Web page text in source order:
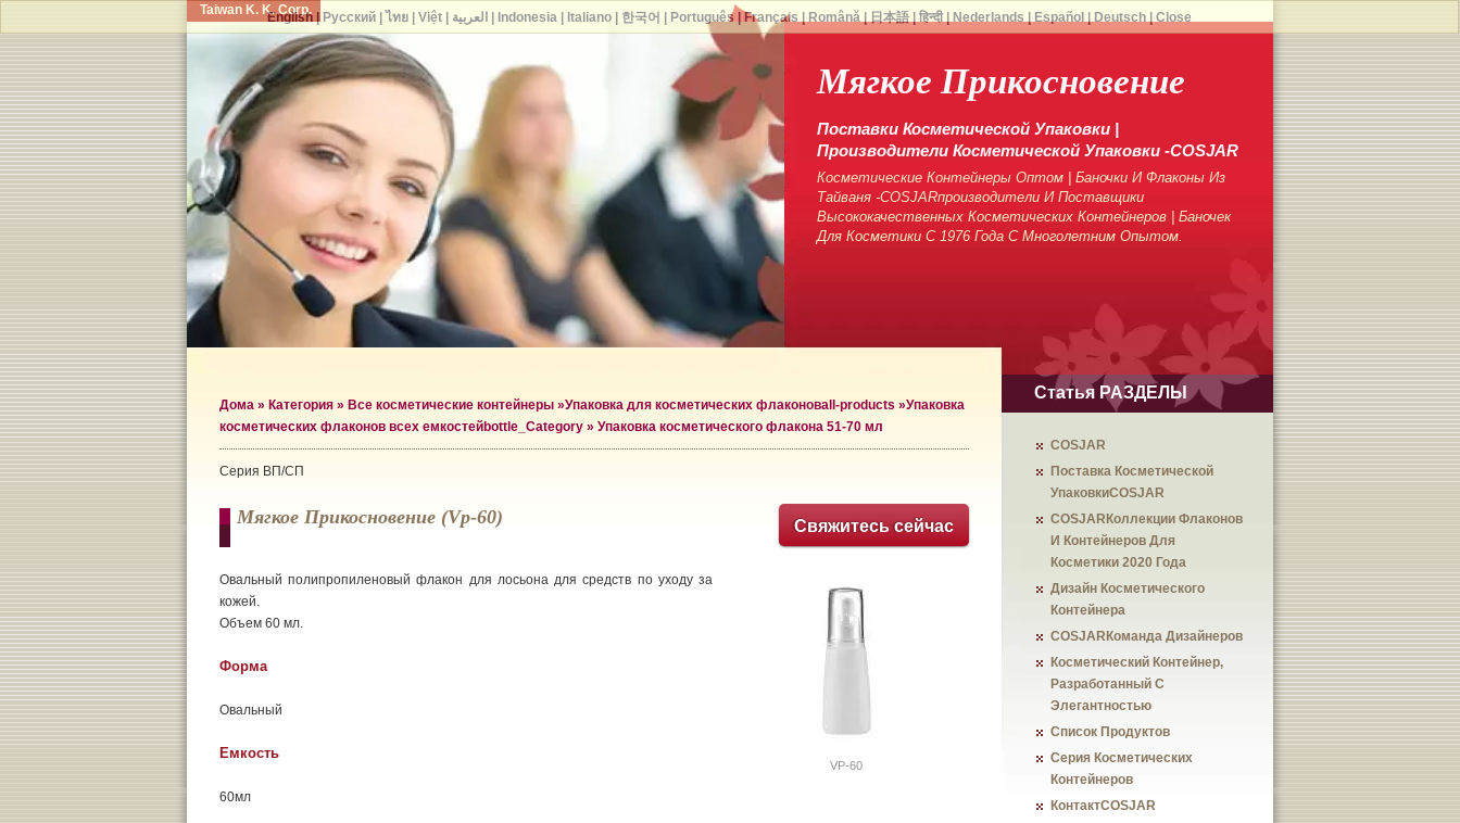
Taiwan K. K. Corp.
Мягкое Прикосновение
Поставки Косметической Упаковки |
Производители Косметической Упаковки -COSJAR
Косметические Контейнеры Оптом | Баночки И Флаконы Из
Тайваня -COSJARпроизводители И Поставщики
Высококачественных Косметических Контейнеров | Баночек
Для Косметики С 1976 Года С Многолетним Опытом.
Дома » Категория » Все косметические контейнеры »Упаковка для косметических флаконовall-products »Упаковка
косметических флаконов всех емкостейbottle_Category » Упаковка косметического флакона 51-70 мл
Серия ВП/СП
Свяжитесь сейчас
Мягкое Прикосновение (vp-60)
VP-60
Овальный полипропиленовый флакон для лосьона для средств по уходу за
кожей.
Объем 60 мл.
Форма
Овальный
Емкость
60мл
Статья РАЗДЕЛЫ
COSJAR
Поставка Косметической
УпаковкиCOSJAR
COSJARКоллекции Флаконов
И Контейнеров Для
Косметики 2020 Года
Дизайн Косметического
Контейнера
COSJARКоманда Дизайнеров
Косметический Контейнер,
Разработанный С
Элегантностью
Список Продуктов
Серия Косметических
Контейнеров
КонтактCOSJAR
English| Русский| ไทย| Việt| العربية Indonesia| Italiano| 한국어 Português Français Română| 日本語| हिन्दी| Nederlands Español Deutsch| Close